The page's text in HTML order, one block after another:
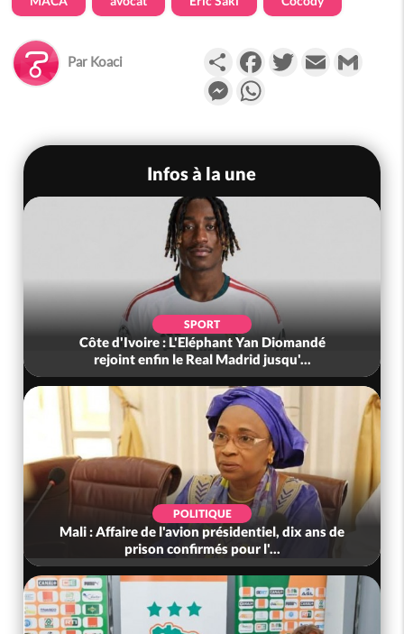
Par Koaci PartagerFacebookTwitterEmail
Messenger
Infos à la une
SPORT
Côte d'Ivoire : L'Eléphant Yan Diomandé
rejoint enfin le Real Madrid jusqu'...
POLITIQUE
Mali : Affaire de l'avion présidentiel, dix ans de
prison confirmés pour l'...